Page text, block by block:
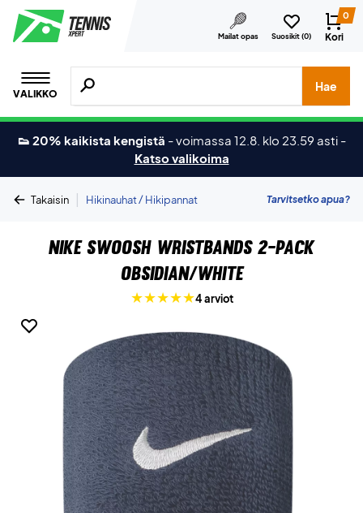
Mailat opas Suosikit (0)
0
Kori
VALIKKO
Hae tuotteita, merkkejä jne.
Hae
👟 20% kaikista kengistä -voimassa 12.8. klo 23.59 asti -
Katso valikoima
Takaisin | Hikinauhat / Hikipannat Tarvitsetko apua?
Nike Swoosh Wristbands 2-Pack
Obsidian/White
4 arviot